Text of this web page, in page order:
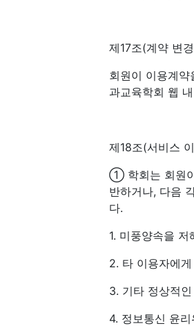
제17조(계약 변
회원이 이용계
과교육학회 웹
제18조(서비스
① 학회는 회원
반하거나, 다음
다.
1. 미풍양속을
2. 타 이용자에
3. 기타 정상적
4. 정보통신 윤